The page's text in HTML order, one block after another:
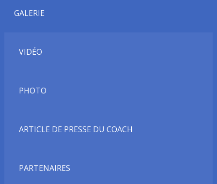
GALERIE
VIDÉO
PHOTO
ARTICLE DE PRESSE DU COACH
PARTENAIRES